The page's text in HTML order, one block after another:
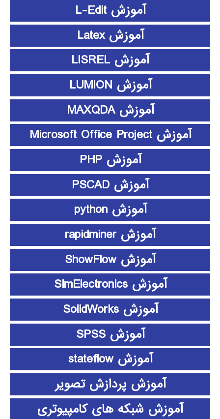
آموزش L-Edit
آموزش Latex
آموزش LISREL
آموزش LUMION
آموزش MAXQDA
آموزش Microsoft Office Project
آموزش PHP
آموزش PSCAD
آموزش python
آموزش rapidminer
آموزش ShowFlow
آموزش SimElectronics
آموزش SolidWorks
آموزش SPSS
آموزش stateflow
آموزش پردازش تصویر
آموزش شبکه های کامپیوتری